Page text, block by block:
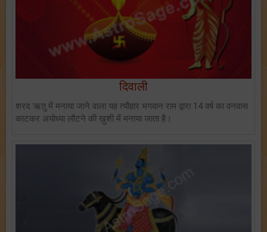
दिवाली
शरद ऋतु में मनाया जाने वाला यह त्यौहार भगवान राम द्वारा 14 वर्ष का वनवास
काटकर अयोध्या लौटने की ख़ुशी में मनाया जाता है।